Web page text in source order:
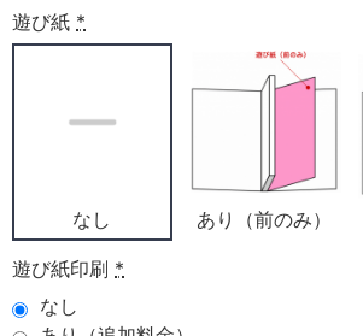
遊び紙 *
なし あり（前のみ）
遊び紙印刷 *
なし